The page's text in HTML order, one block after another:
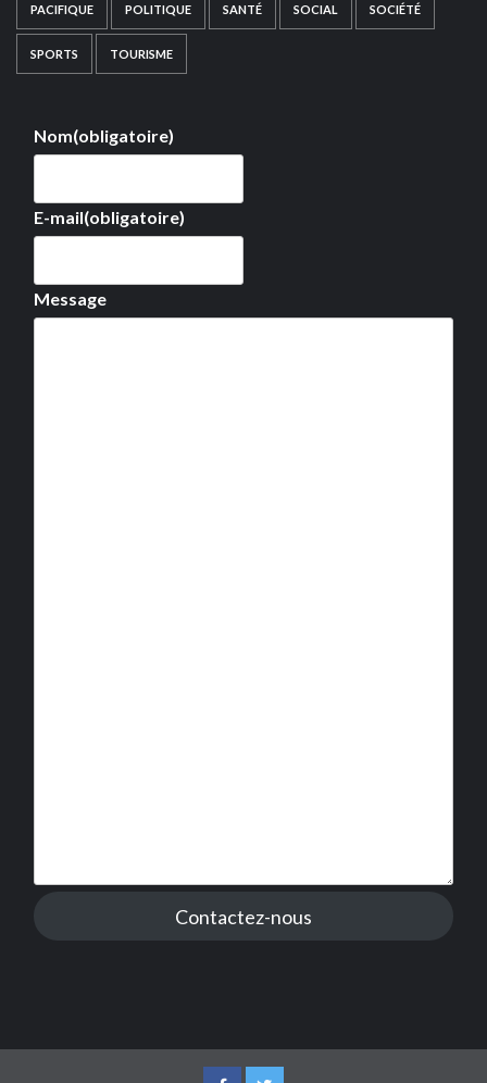
PACIFIQUE POLITIQUE SANTÉ SOCIAL SOCIÉTÉ
SPORTS TOURISME
Nom(obligatoire)
E-mail(obligatoire)
Message
Contactez-nous